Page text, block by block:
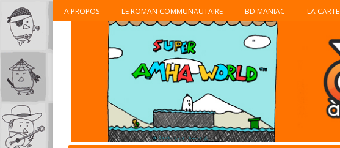
A PROPOS LE ROMAN COMMUNAUTAIRE BD MANIAC LA